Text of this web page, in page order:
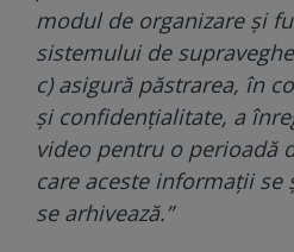
modul de organizare și
sistemului de
c) asigură păstrarea, în
și confidențialitate, a
video pentru o perioadă
care aceste informații se
se arhivează.”